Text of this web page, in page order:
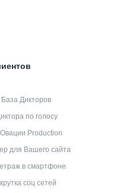
Дикторов
по голосу
Production
для Вашего сайта
в смартфоне
соц сетей